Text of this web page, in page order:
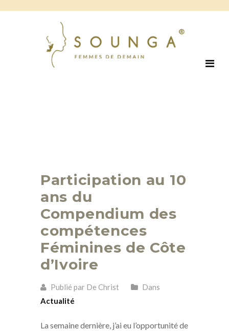
Participation au 10
ans du
Compendium des
compétences
Féminines de Côte
d’Ivoire
Publié par De Christ
Dans
Actualité
La semaine dernière, j’ai eu l’opportunité de